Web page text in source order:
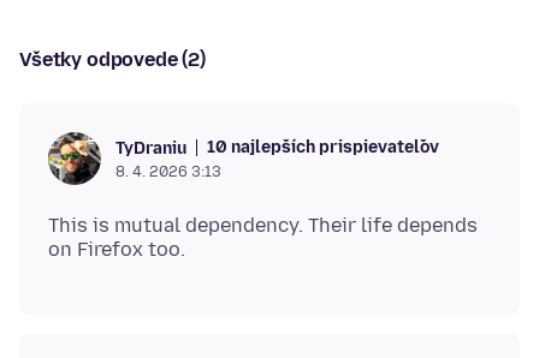
Všetky odpovede (2)
TyDraniu 10 najlepších prispievateľov
8. 4. 2026 3:13
This is mutual dependency. Their life depends